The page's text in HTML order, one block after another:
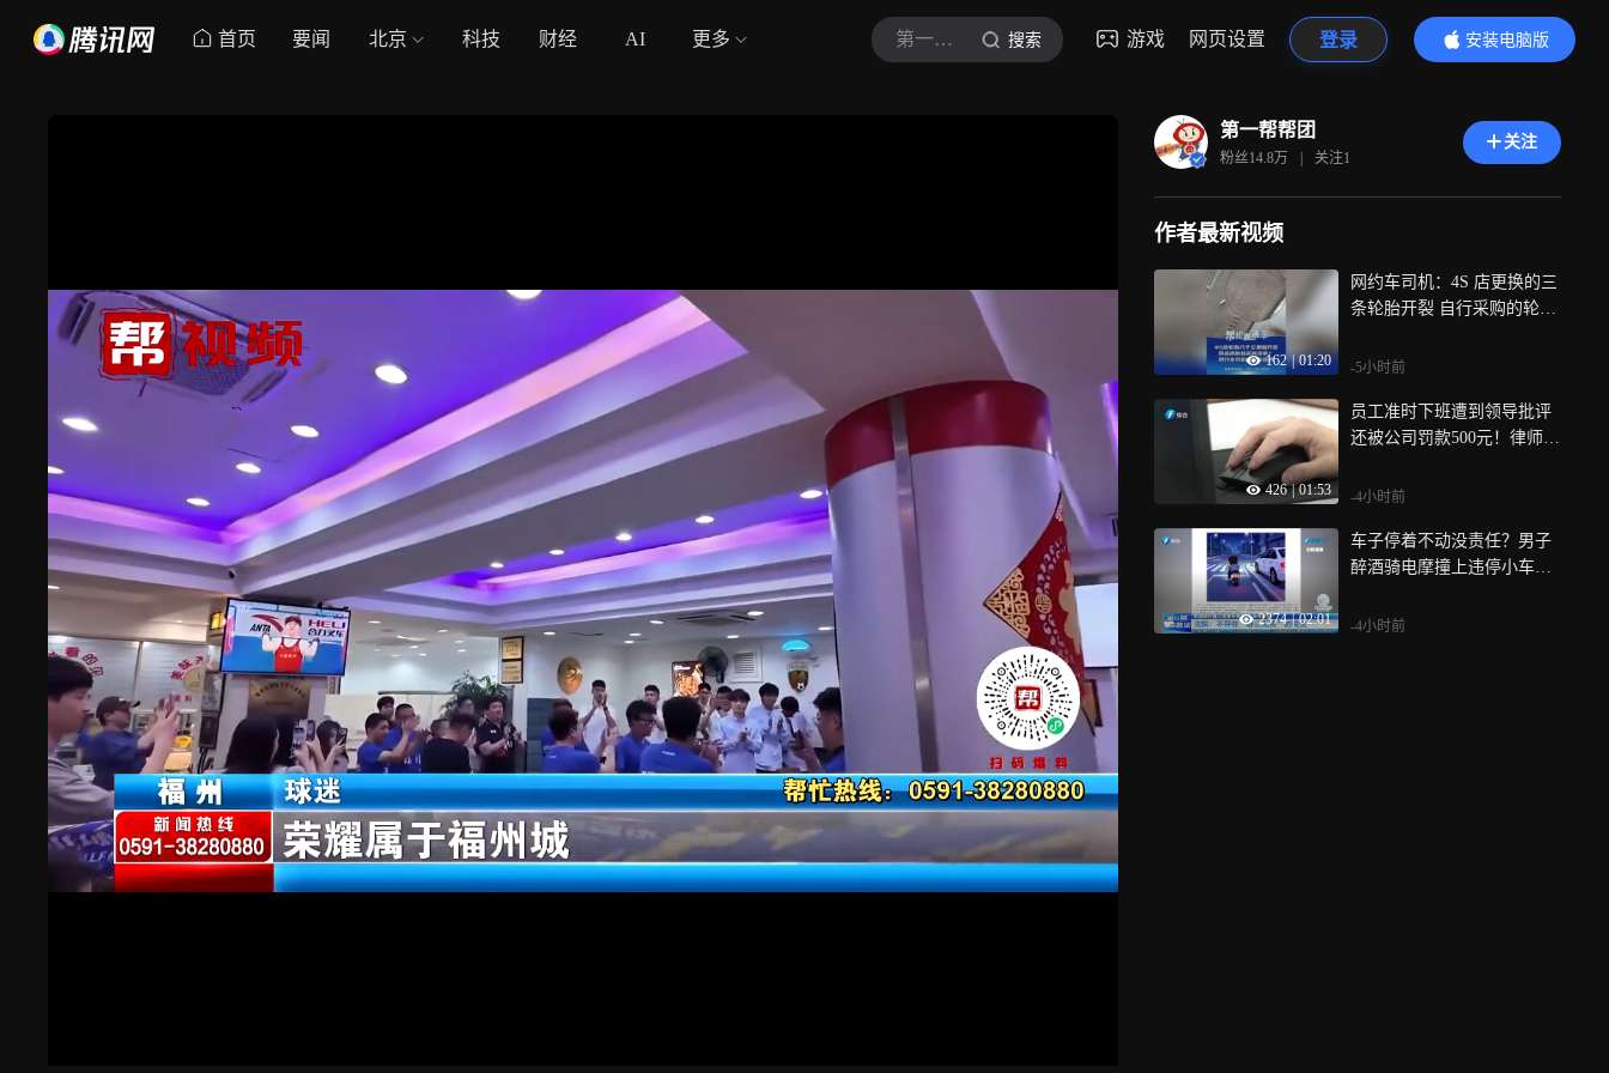
首页 要闻 北京 科技 财经 AI 更多 第一帮帮团 搜索 游戏 网页设置 登录
安装电脑版
内容更精彩
第一帮帮团
粉丝14.8万 | 关注1
关注
作者最新视频
162 | 01:20
网约车司机：4S 店更换的三
条轮胎开裂 自行采购的轮胎
未现同类问题 建议车主做质
千公里就老化？理论上不应
出现
-5小时前
426 | 01:53
员工准时下班遭到领导批评
还被公司罚款500元！律师教
-4小时前
2374 | 02:01
车子停着不动没责任？男子
醉酒骑电摩撞上违停小车身
-4小时前